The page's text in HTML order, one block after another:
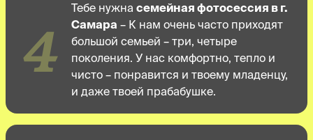
4
Тебе нужна семейная фотосессия в г.
Самара – К нам очень часто приходят
большой семьей – три, четыре
поколения. У нас комфортно, тепло и
чисто – понравится и твоему младенцу,
и даже твоей прабабушке.